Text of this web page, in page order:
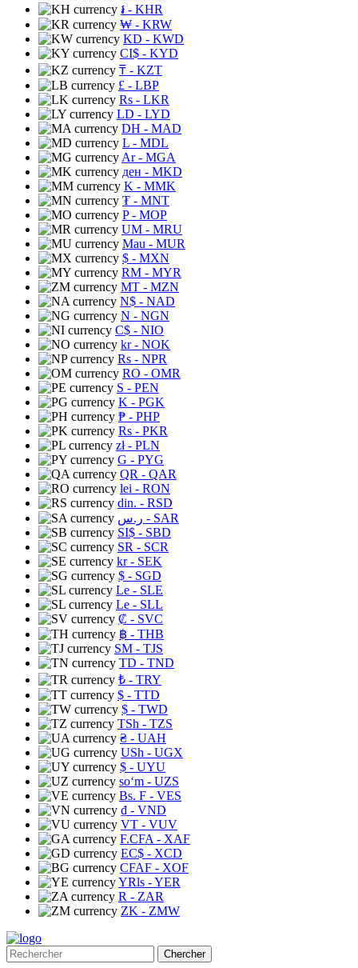
៛ - KHR
₩ - KRW
KD - KWD
CI$ - KYD
₸ - KZT
£ - LBP
Rs - LKR
LD - LYD
DH - MAD
L - MDL
Ar- MGA
ден - MKD
K - MMK
₮ - MNT
P- MOP
UM - MRU
Mau - MUR
$ - MXN
RM - MYR
MT - MZN
N$ - NAD
N - NGN
C$ - NIO
kr- NOK
Rs - NPR
RO - OMR
S - PEN
K - PGK
₱ - PHP
Rs - PKR
zł- PLN
G - PYG
QR - QAR
lei - RON
din. - RSD
ر.س - SAR
SI$ - SBD
SR - SCR
kr- SEK
$ - SGD
Le - SLE
Le - SLL
₡ - SVC
฿ - THB
ЅМ - TJS
TD - TND
₺ - TRY
$ - TTD
$ - TWD
TSh - TZS
₴ - UAH
USh - UGX
$ - UYU
soʻm - UZS
Bs. F - VES
₫ - VND
VT - VUV
F.CFA - XAF
EC$ - XCD
CFAF - XOF
YRls - YER
R - ZAR
ZK - ZMW
Chercher